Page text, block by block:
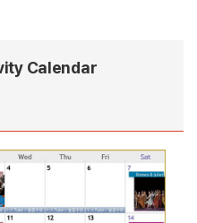
Calendar